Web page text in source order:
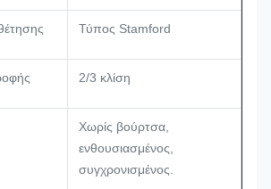
Τύπος Stamford
2/3 κλίση
Χωρίς βούρτσα,
ενθουσιασμένος,
συγχρονισμένος.